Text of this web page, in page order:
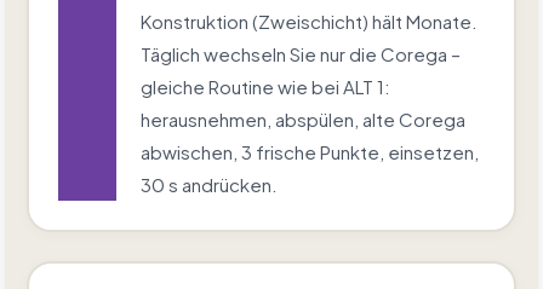
Konstruktion (Zweischicht) hält Monate.
Täglich wechseln Sie nur die Corega –
gleiche Routine wie bei ALT 1:
herausnehmen, abspülen, alte Corega
abwischen, 3 frische Punkte, einsetzen,
30 s andrücken.